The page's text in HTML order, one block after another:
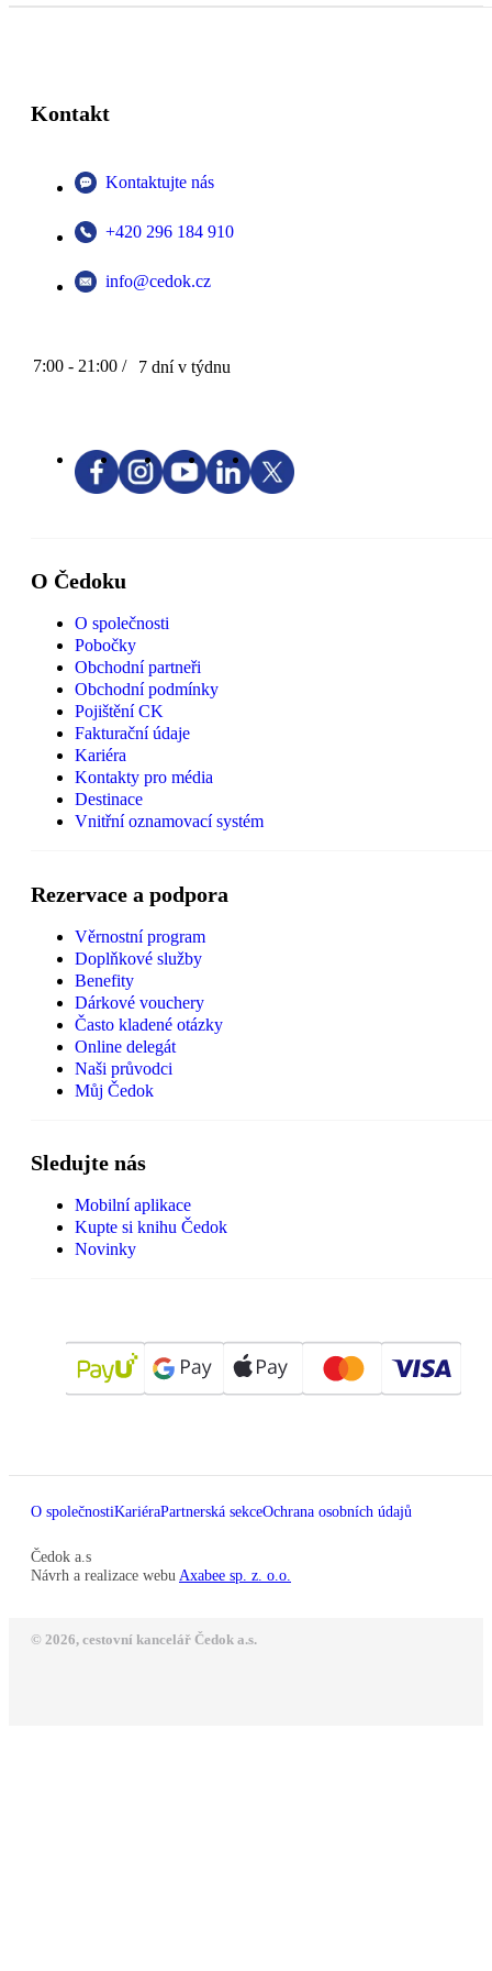
Kontakt
Kontaktujte nás
+420 296 184 910
info@cedok.cz
7:00 - 21:00 / 7 dní v týdnu
O Čedoku
O společnosti
Pobočky
Obchodní partneři
Obchodní podmínky
Pojištění CK
Fakturační údaje
Kariéra
Kontakty pro média
Destinace
Vnitřní oznamovací systém
Rezervace a podpora
Věrnostní program
Doplňkové služby
Benefity
Dárkové vouchery
Často kladené otázky
Online delegát
Naši průvodci
Můj Čedok
Sledujte nás
Mobilní aplikace
Kupte si knihu Čedok
Novinky
O společnostiKariéraPartnerská sekceOchrana osobních údajů
Čedok a.s
Návrh a realizace webu Axabee sp. z. o.o.
© 2026, cestovní kancelář Čedok a.s.